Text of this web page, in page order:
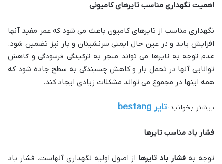
اهمیت نگهداری مناسب تایرهای کامیونی
نگهداری مناسب از تایرهای کامیون باعث می شود که عمر مفید آنها
افزایش یابد و در عین حال ایمنی سرنشینان و بار نیز تضمین شود.
عدم توجه به تایرها می تواند منجر به ترکیدگی فرسودگی و کاهش
توانایی آنها در تحمل بار و کاهش چسبندگی به سطح جاده شود که
همه اینها در مجموع می تواند مشکلات زیادی ایجاد کند.
بیشتر بخوانید: تایر bestang
فشار باد مناسب تایرها
توجه به فشار باد تایرها از اصول اولیه نگهداری آنهاست. فشار باد